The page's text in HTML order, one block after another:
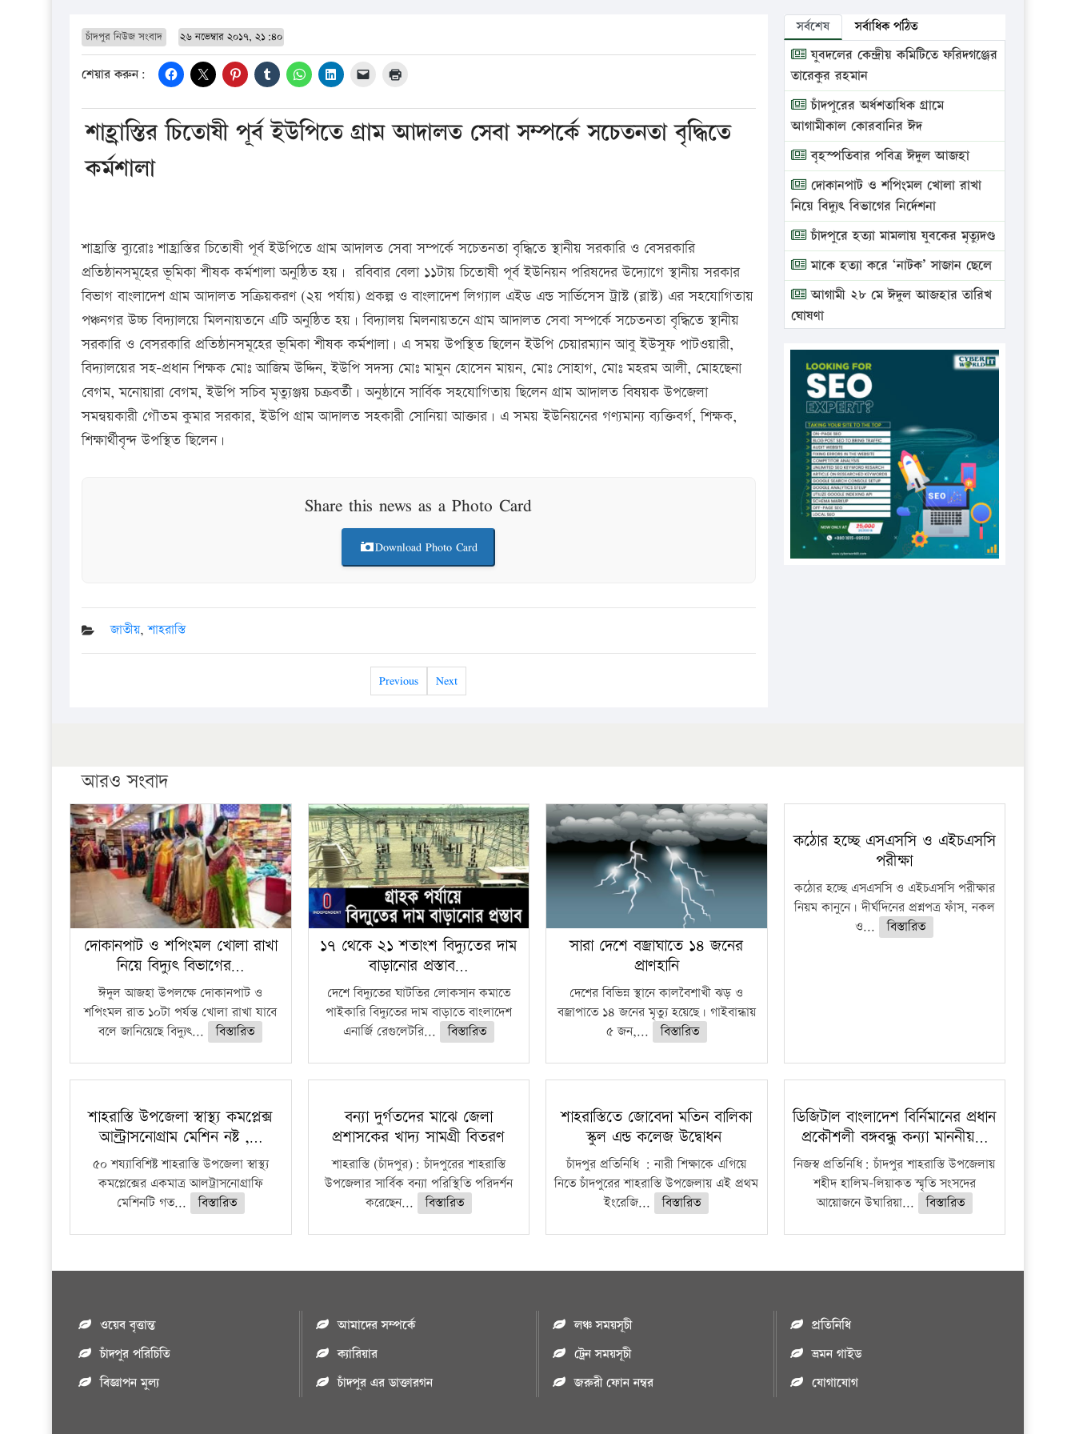
চাঁদপুর নিউজ সংবাদ ২৬ নভেম্বার ২০১৭, ২১:৪০
শেয়ার করুন:
শাহ্রাস্তির চিতোষী পূর্ব ইউপিতে গ্রাম আদালত সেবা সম্পর্কে সচেতনতা বৃদ্ধিতে
কর্মশালা
শাহ্রাস্তি ব্যুরোঃ শাহ্রাস্তির চিতোষী পূর্ব ইউপিতে গ্রাম আদালত সেবা সম্পর্কে সচেতনতা বৃদ্ধিতে স্থানীয় সরকারি ও বেসরকারি
প্রতিষ্ঠানসমূহের ভূমিকা শীষক কর্মশালা অনুষ্ঠিত হয়। রবিবার বেলা ১১টায় চিতোষী পূর্ব ইউনিয়ন পরিষদের উদ্যোগে স্থানীয় সরকার
বিভাগ বাংলাদেশ গ্রাম আদালত সক্রিয়করণ (২য় পর্যায়) প্রকল্প ও বাংলাদেশ লিগ্যাল এইড এন্ড সার্ভিসেস ট্রাস্ট (ব্লাস্ট) এর সহযোগিতায়
পঞ্চনগর উচ্চ বিদ্যালয়ে মিলনায়তনে এটি অনুষ্ঠিত হয়। বিদ্যালয় মিলনায়তনে গ্রাম আদালত সেবা সম্পর্কে সচেতনতা বৃদ্ধিতে স্থানীয়
সরকারি ও বেসরকারি প্রতিষ্ঠানসমূহের ভূমিকা শীষক কর্মশালা। এ সময় উপস্থিত ছিলেন ইউপি চেয়ারম্যান আবু ইউসুফ পাটওয়ারী,
বিদ্যালয়ের সহ-প্রধান শিক্ষক মোঃ আজিম উদ্দিন, ইউপি সদস্য মোঃ মামুন হোসেন মায়ন, মোঃ সোহাগ, মোঃ মহরম আলী, মোহছেনা
বেগম, মনোয়ারা বেগম, ইউপি সচিব মৃত্যুঞ্জয় চক্রবর্তী। অনুষ্ঠানে সার্বিক সহযোগিতায় ছিলেন গ্রাম আদালত বিষয়ক উপজেলা
সমন্বয়কারী গৌতম কুমার সরকার, ইউপি গ্রাম আদালত সহকারী সোনিয়া আক্তার। এ সময় ইউনিয়নের গণ্যমান্য ব্যক্তিবর্গ, শিক্ষক,
শিক্ষার্থীবৃন্দ উপস্থিত ছিলেন।
Share this news as a Photo Card
Download Photo Card
জাতীয়,শাহরাস্তি
Previous Next
সর্বশেষ সর্বাধিক পঠিত
যুবদলের কেন্দ্রীয় কমিটিতে ফরিদগঞ্জের
তারেকুর রহমান
চাঁদপুরের অর্ধশতাধিক গ্রামে
আগামীকাল কোরবানির ঈদ
বৃহস্পতিবার পবিত্র ঈদুল আজহা
দোকানপাট ও শপিংমল খোলা রাখা
নিয়ে বিদ্যুৎ বিভাগের নির্দেশনা
চাঁদপুরে হত্যা মামলায় যুবকের মৃত্যুদণ্ড
মাকে হত্যা করে ‘নাটক’ সাজান ছেলে
আগামী ২৮ মে ঈদুল আজহার তারিখ
ঘোষণা
ভ্রাম্যমাণ আদালতে দুইটি প্রতিষ্ঠানকে
প্রতিষ্ঠানকে ৪০হাজার টাকা জরিমানা।
এবার লঞ্চের ভাড়া বাড়ল
১৭ থেকে ২১ শতাংশ বিদ্যুতের দাম
বাড়ানোর প্রস্তাব পিডিবির
১৬ মে চাঁদপুর ও ২৫ মে ফেনী সফরে
যাবেন প্রধানমন্ত্রী
উচ্চশিক্ষায় গৌরবময় অর্জন: পূর্ণ
স্কলারশিপে যুক্তরাষ্ট্রে পিএইচডি করছেন
আরও সংবাদ
দোকানপাট ও শপিংমল খোলা রাখা
নিয়ে বিদ্যুৎ বিভাগের…
ঈদুল আজহা উপলক্ষে দোকানপাট ও
শপিংমল রাত ১০টা পর্যন্ত খোলা রাখা যাবে
বলে জানিয়েছে বিদ্যুৎ...
বিস্তারিত
১৭ থেকে ২১ শতাংশ বিদ্যুতের দাম
বাড়ানোর প্রস্তাব…
দেশে বিদ্যুতের ঘাটতির লোকসান কমাতে
পাইকারি বিদ্যুতের দাম বাড়াতে বাংলাদেশ
এনার্জি রেগুলেটরি...
বিস্তারিত
সারা দেশে বজ্রাঘাতে ১৪ জনের
প্রাণহানি
দেশের বিভিন্ন স্থানে কালবৈশাখী ঝড় ও
বজ্রাপাতে ১৪ জনের মৃত্যু হয়েছে। গাইবান্ধায়
৫ জন,...
বিস্তারিত
কঠোর হচ্ছে এসএসসি ও এইচএসসি
পরীক্ষা
কঠোর হচ্ছে এসএসসি ও এইচএসসি পরীক্ষার
নিয়ম কানুনে। দীর্ঘদিনের প্রশ্নপত্র ফাঁস, নকল
ও...
বিস্তারিত
শাহরাস্তি উপজেলা স্বাস্থ্য কমপ্লেক্স
আল্ট্রাসনোগ্রাম মেশিন নষ্ট ,…
৫০ শয্যাবিশিষ্ট শাহরাস্তি উপজেলা স্বাস্থ্য
কমপ্লেক্সের একমাত্র আলট্রাসনোগ্রাফি
মেশিনটি গত...
বিস্তারিত
বন্যা দুর্গতদের মাঝে জেলা
প্রশাসকের খাদ্য সামগ্রী বিতরণ
শাহরাস্তি (চাঁদপুর): চাঁদপুরের শাহরাস্তি
উপজেলার সার্বিক বন্যা পরিস্থিতি পরিদর্শন
করেছেন...
বিস্তারিত
শাহরাস্তিতে জোবেদা মতিন বালিকা
স্কুল এন্ড কলেজ উদ্বোধন
চাঁদপুর প্রতিনিধি : নারী শিক্ষাকে এগিয়ে
নিতে চাঁদপুরের শাহরাস্তি উপজেলায় এই প্রথম
ইংরেজি...
বিস্তারিত
ডিজিটাল বাংলাদেশ বির্নিমানের প্রধান
প্রকৌশলী বঙ্গবন্ধু কন্যা মাননীয়…
নিজস্ব প্রতিনিধি: চাঁদপুর শাহরাস্তি উপজেলায়
শহীদ হালিম-লিয়াকত স্মৃতি সংসদের
আয়োজনে উঘারিয়া...
বিস্তারিত
ওয়েব বৃত্তান্ত
চাঁদপুর পরিচিতি
বিজ্ঞাপন মুল্য
আমাদের সম্পর্কে
ক্যারিয়ার
চাঁদপুর এর ডাক্তারগন
লঞ্চ সময়সূচী
ট্রেন সময়সূচী
জরুরী ফোন নম্বর
প্রতিনিধি
ভ্রমন গাইড
যোগাযোগ